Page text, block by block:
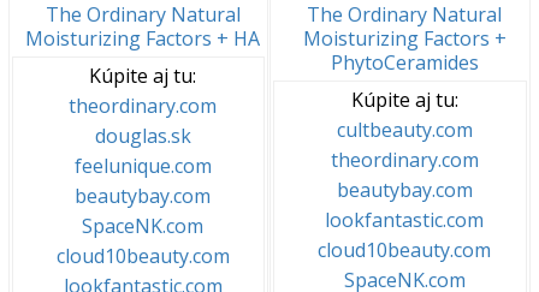
The Ordinary Natural
Moisturizing Factors + HA
Kúpite aj tu:
theordinary.com
douglas.sk
feelunique.com
beautybay.com
SpaceNK.com
cloud10beauty.com
lookfantastic.com
The Ordinary Natural
Moisturizing Factors +
PhytoCeramides
Kúpite aj tu:
cultbeauty.com
theordinary.com
beautybay.com
lookfantastic.com
cloud10beauty.com
SpaceNK.com